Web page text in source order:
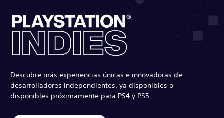
Descubre más experiencias únicas e innovadoras de
desarrolladores independientes, ya disponibles o
disponibles próximamente para PS4 y PS5.